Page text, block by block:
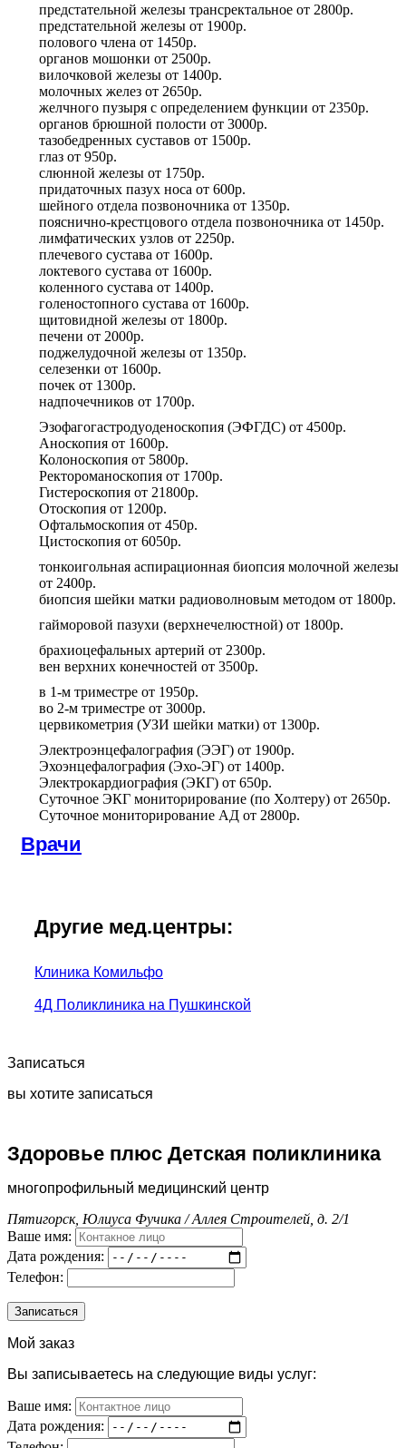
предстательной железы трансректальное от 2800р.
предстательной железы от 1900р.
полового члена от 1450р.
органов мошонки от 2500р.
вилочковой железы от 1400р.
молочных желез от 2650р.
желчного пузыря с определением функции от 2350р.
органов брюшной полости от 3000р.
тазобедренных суставов от 1500р.
глаз от 950р.
слюнной железы от 1750р.
придаточных пазух носа от 600р.
шейного отдела позвоночника от 1350р.
пояснично-крестцового отдела позвоночника от 1450р.
лимфатических узлов от 2250р.
плечевого сустава от 1600р.
локтевого сустава от 1600р.
коленного сустава от 1400р.
голеностопного сустава от 1600р.
щитовидной железы от 1800р.
печени от 2000р.
поджелудочной железы от 1350р.
селезенки от 1600р.
почек от 1300р.
надпочечников от 1700р.
Эзофагогастродуоденоскопия (ЭФГДС) от 4500р.
Аноскопия от 1600р.
Колоноскопия от 5800р.
Ректороманоскопия от 1700р.
Гистероскопия от 21800р.
Отоскопия от 1200р.
Офтальмоскопия от 450р.
Цистоскопия от 6050р.
тонкоигольная аспирационная биопсия молочной железы
от 2400р.
биопсия шейки матки радиоволновым методом от 1800р.
гайморовой пазухи (верхнечелюстной) от 1800р.
брахиоцефальных артерий от 2300р.
вен верхних конечностей от 3500р.
в 1-м триместре от 1950р.
во 2-м триместре от 3000р.
цервикометрия (УЗИ шейки матки) от 1300р.
Электроэнцефалография (ЭЭГ) от 1900р.
Эхоэнцефалография (Эхо-ЭГ) от 1400р.
Электрокардиография (ЭКГ) от 650р.
Суточное ЭКГ мониторирование (по Холтеру) от 2650р.
Суточное мониторирование АД от 2800р.
Врачи
Другие мед.центры:
Клиника Комильфо
4Д Поликлиника на Пушкинской
Записаться
вы хотите записаться
Здоровье плюс Детская поликлиника
многопрофильный медицинский центр
Пятигорск, Юлиуса Фучика / Аллея Строителей, д. 2/1
Ваше имя:
Дата рождения:
Телефон:
Мой заказ
Вы записываетесь на следующие виды услуг:
Ваше имя:
Дата рождения: